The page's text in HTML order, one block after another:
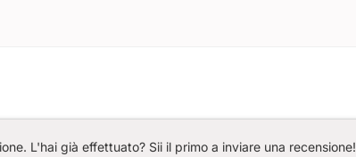
L'hai già effettuato? Sii il primo a inviare una recensione!